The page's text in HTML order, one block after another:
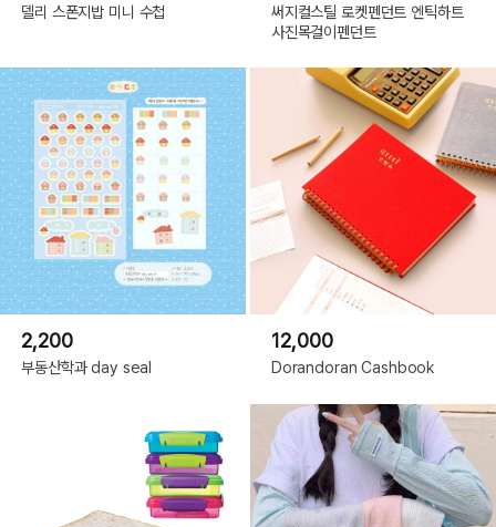
델리 스폰지밥 미니 수첩
써지컬스틸 로켓펜던트 엔틱하트
사진목걸이펜던트
2,200
부동산학과 day seal
12,000
Dorandoran Cashbook